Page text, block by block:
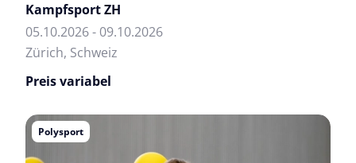
Kampfsport ZH
05.10.2026 - 09.10.2026
Zürich, Schweiz
Preis variabel
Polysport